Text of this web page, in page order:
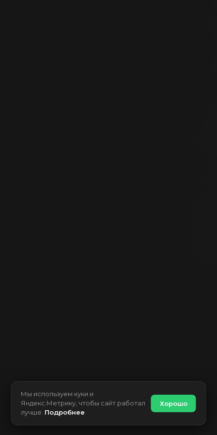
Мы используем куки и
Яндекс.Метрику, чтобы сайт работал
лучше. Подробнее
Хорошо